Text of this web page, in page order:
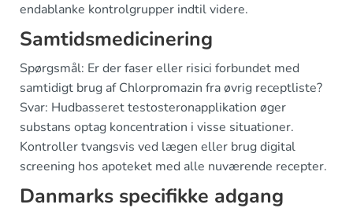
endablanke kontrolgrupper indtil videre.
Samtidsmedicinering
Spørgsmål: Er der faser eller risici forbundet med
samtidigt brug af Chlorpromazin fra øvrig receptliste?
Svar: Hudbasseret testosteronapplikation øger
substans optag koncentration i visse situationer.
Kontroller tvangsvis ved lægen eller brug digital
screening hos apoteket med alle nuværende recepter.
Danmarks specifikke adgang